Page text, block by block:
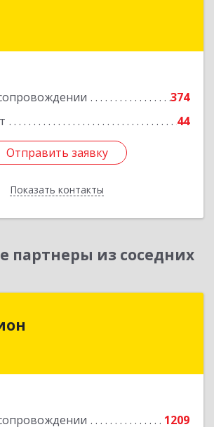
374
44
Отправить заявку
Показать контакты
обл, Курск г, Красной Армии ул,
Отправить заявку
Назад
партнеры из соседних
1209
обл, Белгород г, Садовая